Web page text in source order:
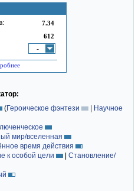
7.34
612
-
(Героическое фэнтези | Научное
мир/вселенная
время действия
к особой цели | Становление/